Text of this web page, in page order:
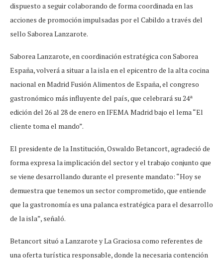
dispuesto a seguir colaborando de forma coordinada en las
acciones de promoción impulsadas por el Cabildo a través del
sello Saborea Lanzarote.
Saborea Lanzarote, en coordinación estratégica con Saborea
España, volverá a situar a la isla en el epicentro de la alta cocina
nacional en Madrid Fusión Alimentos de España, el congreso
gastronómico más influyente del país, que celebrará su 24ª
edición del 26 al 28 de enero en IFEMA Madrid bajo el lema “El
cliente toma el mando”.
El presidente de la Institución, Oswaldo Betancort, agradeció de
forma expresa la implicación del sector y el trabajo conjunto que
se viene desarrollando durante el presente mandato: “Hoy se
demuestra que tenemos un sector comprometido, que entiende
que la gastronomía es una palanca estratégica para el desarrollo
de la isla”, señaló.
Betancort situó a Lanzarote y La Graciosa como referentes de
una oferta turística responsable, donde la necesaria contención